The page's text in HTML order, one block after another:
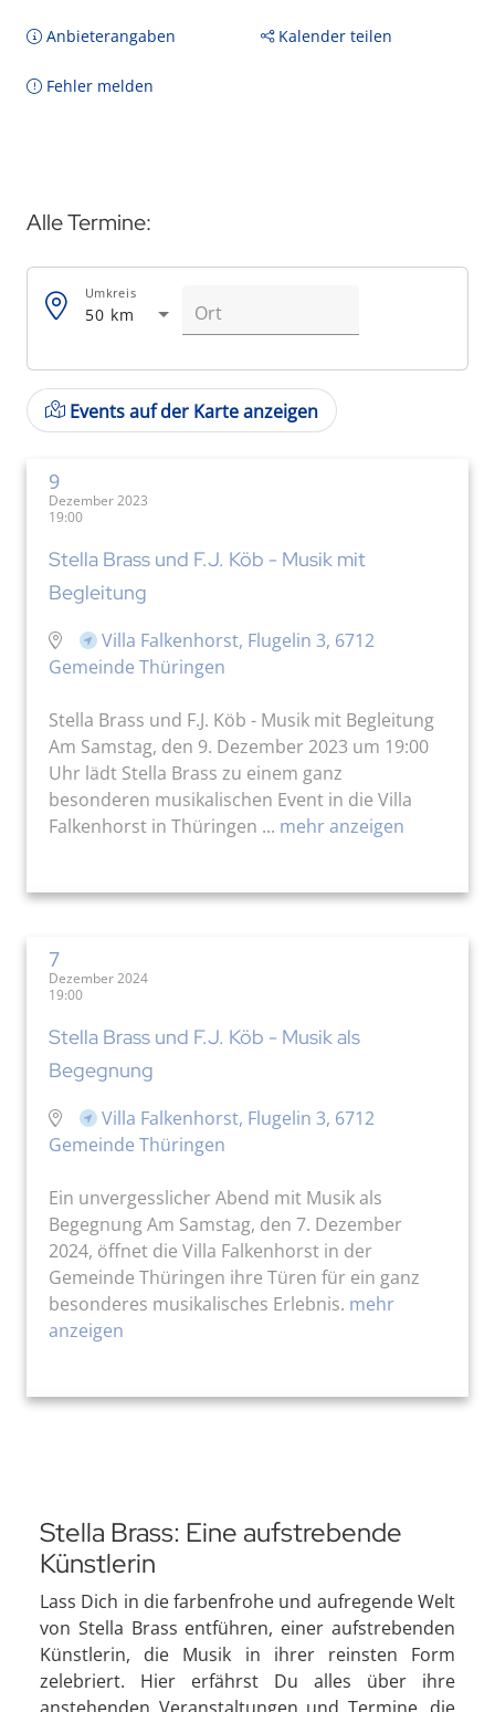
Anbieterangaben Kalender teilen
Fehler melden
Alle Termine:
50 km
Umkreis
Events auf der Karte anzeigen
9
Dezember 2023
19:00
Stella Brass und F.J. Köb - Musik mit
Begleitung
Villa Falkenhorst, Flugelin 3, 6712
Gemeinde Thüringen
Stella Brass und F.J. Köb - Musik mit Begleitung
Am Samstag, den 9. Dezember 2023 um 19:00
Uhr lädt Stella Brass zu einem ganz
besonderen musikalischen Event in die Villa
Falkenhorst in Thüringen ... mehr anzeigen
7
Dezember 2024
19:00
Stella Brass und F.J. Köb - Musik als
Begegnung
Villa Falkenhorst, Flugelin 3, 6712
Gemeinde Thüringen
Ein unvergesslicher Abend mit Musik als
Begegnung Am Samstag, den 7. Dezember
2024, öffnet die Villa Falkenhorst in der
Gemeinde Thüringen ihre Türen für ein ganz
besonderes musikalisches Erlebnis. mehr
anzeigen
Stella Brass: Eine aufstrebende
Künstlerin
Lass Dich in die farbenfrohe und aufregende Welt
von Stella Brass entführen, einer aufstrebenden
Künstlerin, die Musik in ihrer reinsten Form
zelebriert. Hier erfährst Du alles über ihre
anstehenden Veranstaltungen und Termine, die